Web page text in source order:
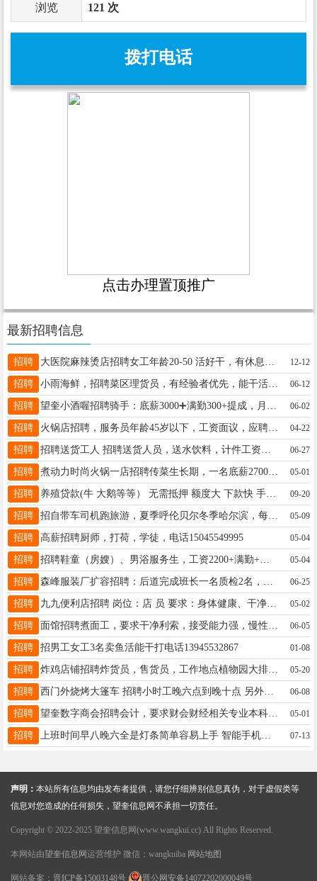
浏览 121 次
拨打电话
点击办理置顶推广
最新招聘信息
招聘 12-12
招聘 小雨海鲜，招聘菜区理货员，有经验者优先，能干活的给我打电话，不能干的勿扰18045575356 06-12
招聘 06-02
招聘 火锅店招聘，服务员年龄45岁以下，工资面议，应聘电话18645593097 04-22
招聘 06-27
招聘 煮动力时尚火锅一店招聘传菜生长期，一名底薪2700满勤300➕工龄活好干！联系方式15145533730.闫经理微信同步 05-01
招聘 养殖贷款(牛 大鹅等等） 无需抵押 额度大 下款快 手续简单 单身也可以 有负债也没问题 着急用钱的来吧13351459543 09-20
招聘 招自带车司机跑旅游，夏季呼伦贝尔冬季哈尔滨，每天负责带游客游玩，踏实肯干月薪过万，15246739072 05-09
招聘 高薪招聘厨师，打荷，学徒，电话15045549995 05-04
招聘 招聘鞋童（房嫂）、男浴服务生，工资2200+满勤+提成。电话19917830099，地址：大医院西50米 05-04
招聘 06-25
招聘 九九便利店招聘 岗位：店 员 要求：身体健康、干净勤快、长期稳定、 有工作经验者优先。 年龄20~45 联系电话：17504555565 05-02
招聘 06-05
招聘 招男工女工3名卖鱼活能干打电话13945532867 01-08
招聘 炸鸡店铺招聘炸货员，售货员，工作地点植物园大排档，工作时间每天下午3点到晚上11点，薪资电话联系13214523567 05-20
招聘 西门外烧烤大篷车 招聘小时工晚六点到晚十点 另外招烧烤学徒工 13845583411 06-08
招聘 望奎数字商会招聘会计，要求财会财经相关专业本科及以上学历，有会计证，熟练操作办公软件，有无经验皆可，8小时工作制，双休法休，五险一金，工资3500+，联系电话13089971175 05-01
招聘 上班时间早八晚六全是灯条简单容易上手 智能手机使用灵活干活麻溜20-40工资2500满勤200没有休息不供吃男士请绕行 ☎️联系电话：16645515054微信同步 07-13
声明： 本站所有信息均由发布者提供，请您仔细辨别信息真伪，对于虚假类等
信息对您造成的任何损失，望奎信息网不承担一切责任。
Copyright © 2022-2025 望奎信息网(www.wangkui.cc) All Rights Reserved.
本网站由望奎信息网 运营维护 微信：wangkuiba 网站地图
网站备案： 晋ICP备15003148号 晋公网安备14072202000049号